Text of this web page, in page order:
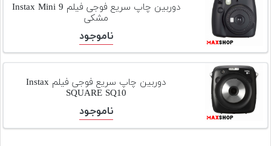
دوربین چاپ سریع فوجی فیلم Instax Mini 9
مشکی
ناموجود
دوربین چاپ سریع فوجی فیلم Instax
SQUARE SQ10
ناموجود